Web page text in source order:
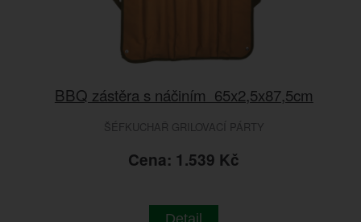
BBQ zástěra s náčiním 65x2,5x87,5cm
ŠÉFKUCHAŘ GRILOVACÍ PÁRTY
Cena: 1.539 Kč